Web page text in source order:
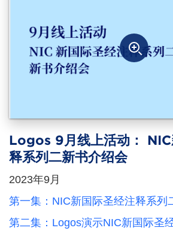
Logos 9月线上活动： NIC
释系列二新书介绍会
2023年9月
第一集：NIC新国际圣经注释系列
第二集：Logos演示NIC新国际圣